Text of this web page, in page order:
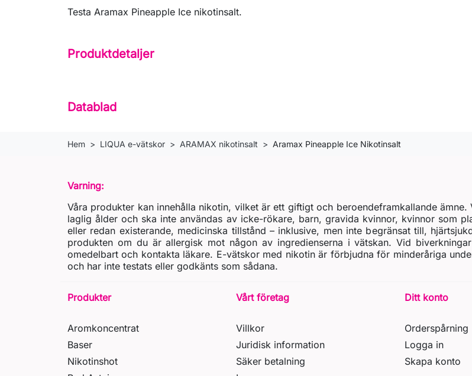
Testa Aramax Pineapple Ice nikotinsalt.
Produktdetaljer
Datablad
Hem LIQUA e-vätskor ARAMAX nikotinsalt Aramax Pineapple Ice Nikotinsalt
Varning:
Våra produkter kan innehålla nikotin, vilket är ett giftigt och beroendeframkallande
laglig ålder och ska inte användas av icke-rökare, barn, gravida kvinnor, kvinnor som
eller redan existerande, medicinska tillstånd – inklusive, men inte begränsat till,
produkten om du är allergisk mot någon av ingredienserna i vätskan. Vid
omedelbart och kontakta läkare. E-vätskor med nikotin är förbjudna för minderåriga
och har inte testats eller godkänts som sådana.
Produkter
Aromkoncentrat
Baser
Nikotinshot
Vårt företag
Villkor
Juridisk information
Säker betalning
Ditt konto
Orderspårning
Logga in
Skapa konto